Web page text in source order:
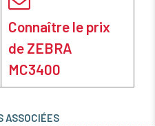
Connaître le prix
de ZEBRA
MC3400
ASSOCIÉES